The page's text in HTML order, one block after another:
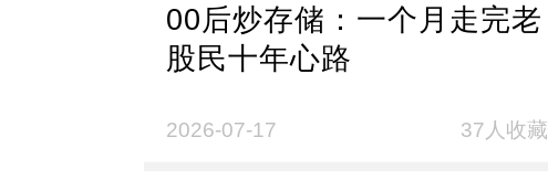
00后炒存储：一个月走完老
股民十年心路
2026-07-17 37人收藏